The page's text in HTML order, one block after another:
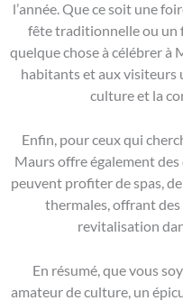
l’année. Que ce soit une
fête traditionnelle ou un
quelque chose à célébrer à
habitants et aux visiteurs
culture et la
Enfin, pour ceux qui
Maurs offre également
peuvent profiter de spas,
thermales, offrant
revitalisation
En résumé, que vous
amateur de culture, un